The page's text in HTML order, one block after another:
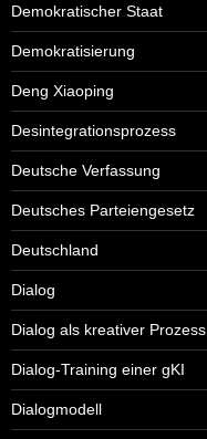
Demokratischer Staat
Demokratisierung
Deng Xiaoping
Desintegrationsprozess
Deutsche Verfassung
Deutsches Parteiengesetz
Deutschland
Dialog
Dialog als kreativer Prozess
Dialog-Training einer gKI
Dialogmodell